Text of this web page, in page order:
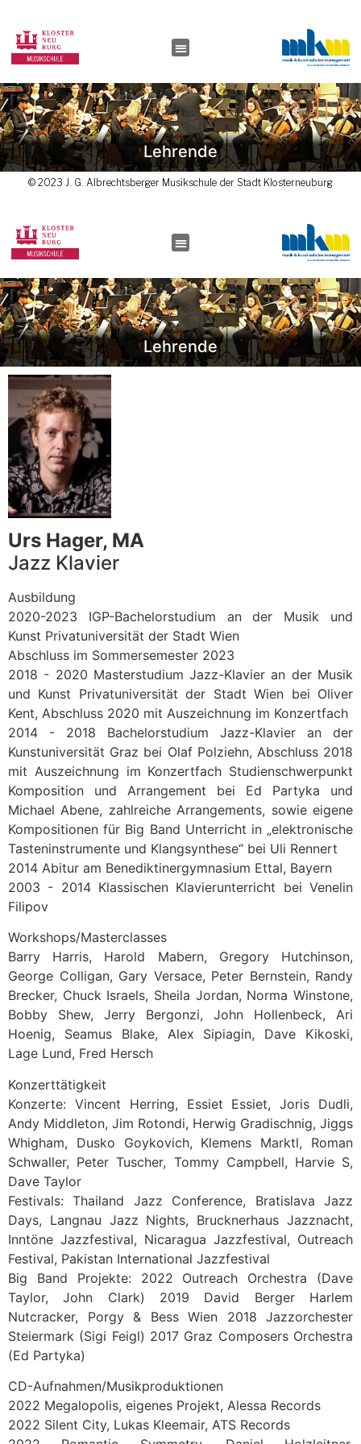
Lehrende
© 2023 J. G. Albrechtsberger Musikschule der Stadt Klosterneuburg
Lehrende
Urs Hager, MA
Jazz Klavier
Ausbildung
2020-2023 IGP-Bachelorstudium an der Musik und
Kunst Privatuniversität der Stadt Wien
Abschluss im Sommersemester 2023
2018 - 2020 Masterstudium Jazz-Klavier an der Musik
und Kunst Privatuniversität der Stadt Wien bei Oliver
Kent, Abschluss 2020 mit Auszeichnung im Konzertfach
2014 - 2018 Bachelorstudium Jazz-Klavier an der
Kunstuniversität Graz bei Olaf Polziehn, Abschluss 2018
mit Auszeichnung im Konzertfach Studienschwerpunkt
Komposition und Arrangement bei Ed Partyka und
Michael Abene, zahlreiche Arrangements, sowie eigene
Kompositionen für Big Band Unterricht in „elektronische
Tasteninstrumente und Klangsynthese“ bei Uli Rennert
2014 Abitur am Benediktinergymnasium Ettal, Bayern
2003 - 2014 Klassischen Klavierunterricht bei Venelin
Filipov
Workshops/Masterclasses
Barry Harris, Harold Mabern, Gregory Hutchinson,
George Colligan, Gary Versace, Peter Bernstein, Randy
Brecker, Chuck Israels, Sheila Jordan, Norma Winstone,
Bobby Shew, Jerry Bergonzi, John Hollenbeck, Ari
Hoenig, Seamus Blake, Alex Sipiagin, Dave Kikoski,
Lage Lund, Fred Hersch
Konzerttätigkeit
Konzerte: Vincent Herring, Essiet Essiet, Joris Dudli,
Andy Middleton, Jim Rotondi, Herwig Gradischnig, Jiggs
Whigham, Dusko Goykovich, Klemens Marktl, Roman
Schwaller, Peter Tuscher, Tommy Campbell, Harvie S,
Dave Taylor
Festivals: Thailand Jazz Conference, Bratislava Jazz
Days, Langnau Jazz Nights, Brucknerhaus Jazznacht,
Inntöne Jazzfestival, Nicaragua Jazzfestival, Outreach
Festival, Pakistan International Jazzfestival
Big Band Projekte: 2022 Outreach Orchestra (Dave
Taylor, John Clark) 2019 David Berger Harlem
Nutcracker, Porgy & Bess Wien 2018 Jazzorchester
Steiermark (Sigi Feigl) 2017 Graz Composers Orchestra
(Ed Partyka)
CD-Aufnahmen/Musikproduktionen
2022 Megalopolis, eigenes Projekt, Alessa Records
2022 Silent City, Lukas Kleemair, ATS Records